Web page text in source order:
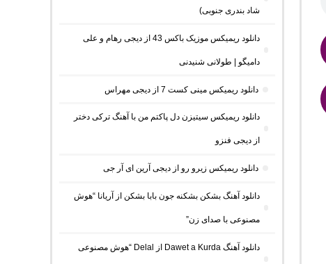
شاد بندری جنوبی)
دانلود ریمیکس موزیک باکس 43 از دیجی رهام و علی
دامیگو | طولانی شنیدنی
دانلود ریمیکس مینی کست 7 از دیجی مهراس
دانلود ریمیکس سیتیزن دل پاکتم من با آهنگ ترکی دختر
از دیجی فنزو
دانلود ریمیکس زیرو رو از دیجی آرین ای آر جی
دانلود آهنگ بشکن بشکنه جون بابا بشکن از آریانا “هوش
مصنوعی با صدای زن”
دانلود آهنگ Dawet a Kurda از Delal “هوش مصنوعی